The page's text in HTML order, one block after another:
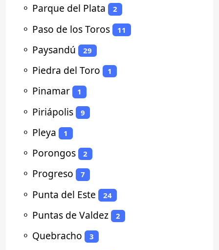
⚬ Parque del Plata 2
⚬ Paso de los Toros 11
⚬ Paysandú 29
⚬ Piedra del Toro 1
⚬ Pinamar 1
⚬ Piriápolis 9
⚬ Pleya 1
⚬ Porongos 2
⚬ Progreso 7
⚬ Punta del Este 24
⚬ Puntas de Valdez 2
⚬ Quebracho 3